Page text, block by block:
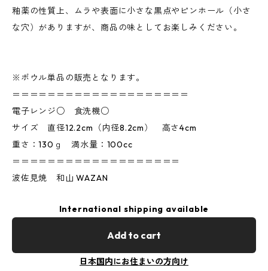
釉薬の性質上、ムラや表面に小さな黒点やピンホール（小さ
な穴）がありますが、商品の味としてお楽しみください。
※ボウル単品の販売となります。
＝＝＝＝＝＝＝＝＝＝＝＝＝＝＝＝＝＝＝＝
電子レンジ○ 食洗機○
サイズ 直径12.2cm（内径8.2cm） 高さ4cm
重さ：130ｇ 満水量：100cc
＝＝＝＝＝＝＝＝＝＝＝＝＝＝＝＝＝＝＝
波佐見焼 和山 WAZAN
International shipping available
Add to cart
日本国内にお住まいの方向け